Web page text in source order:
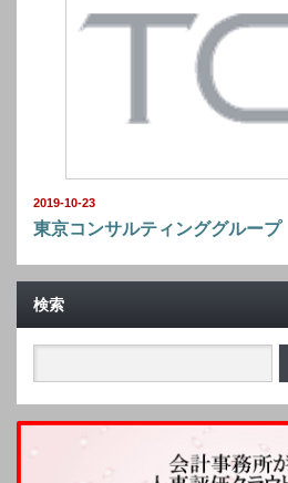
2019-10-23
東京コンサルティンググループ
検索